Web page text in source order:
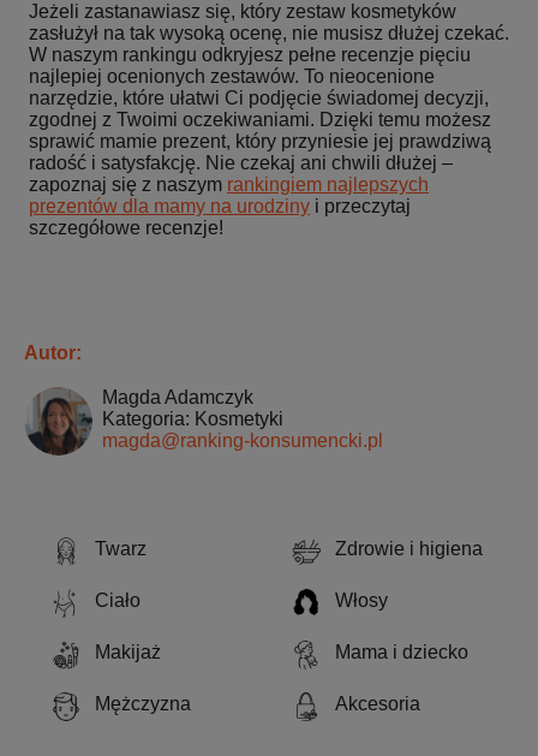
Twarz Zdrowie i higiena
Ciało Włosy
Makijaż Mama i dziecko
Mężczyzna Akcesoria
Jeżeli zastanawiasz się, który zestaw kosmetyków
zasłużył na tak wysoką ocenę, nie musisz dłużej czekać.
W naszym rankingu odkryjesz pełne recenzje pięciu
najlepiej ocenionych zestawów. To nieocenione
narzędzie, które ułatwi Ci podjęcie świadomej decyzji,
zgodnej z Twoimi oczekiwaniami. Dzięki temu możesz
sprawić mamie prezent, który przyniesie jej prawdziwą
radość i satysfakcję. Nie czekaj ani chwili dłużej –
zapoznaj się z naszym rankingiem najlepszych
prezentów dla mamy na urodziny i przeczytaj
szczegółowe recenzje!
Autor:
Magda Adamczyk
Kategoria: Kosmetyki
magda@ranking-konsumencki.pl